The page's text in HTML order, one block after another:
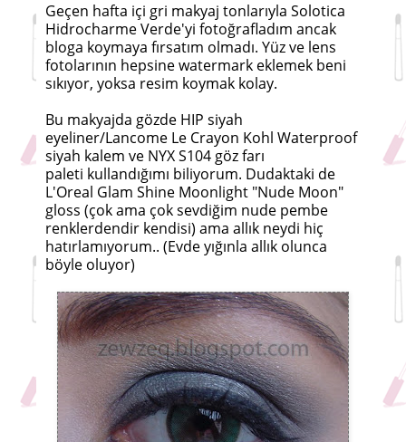
Geçen hafta içi gri makyaj tonlarıyla Solotica
Hidrocharme Verde'yi fotoğrafladım ancak
bloga koymaya fırsatım olmadı. Yüz ve lens
fotolarının hepsine watermark eklemek beni
sıkıyor, yoksa resim koymak kolay.
Bu makyajda gözde HIP siyah
eyeliner/Lancome Le Crayon Kohl Waterproof
siyah kalem ve NYX S104 göz farı
paleti kullandığımı biliyorum. Dudaktaki de
L'Oreal Glam Shine Moonlight "Nude Moon"
gloss (çok ama çok sevdiğim nude pembe
renklerdendir kendisi) ama allık neydi hiç
hatırlamıyorum.. (Evde yığınla allık olunca
böyle oluyor)